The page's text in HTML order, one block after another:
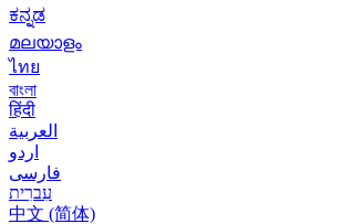
ಕನ್ನಡ
മലയാളം
ไทย
বাংলা
हिंदी
العربية
اردو
فارسی
עִברִית
中文 (简体)